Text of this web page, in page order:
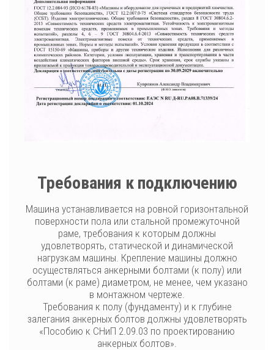
Требования к подключению
Машина устанавливается на ровной горизонтальной
поверхности пола или стальной промежуточной
раме, требования к которым должны
удовлетворять, статической и динамической
нагрузкам машины. Крепление машины должно
осуществляться анкерными болтами (к полу) или
болтами (к раме) диаметром, не менее, чем указано
в монтажном чертеже.
Требования к полу (фундаменту) и к глубине
залегания анкерных болтов должны удовлетворять
«Пособию к СНиП 2.09.03 по проектированию
анкерных болтов».